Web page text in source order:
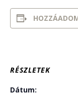
RÉSZLETEK
Dátum: